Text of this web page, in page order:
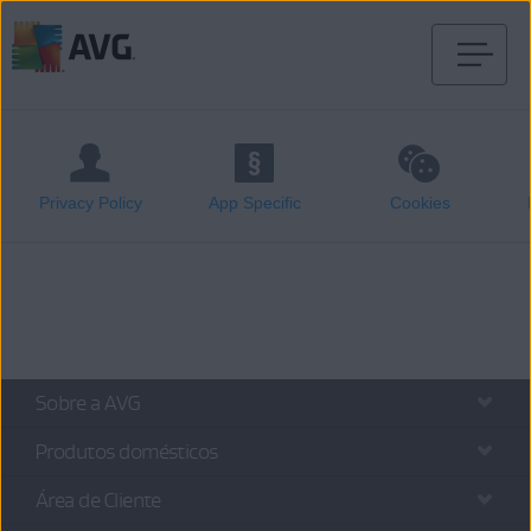
Privacy Policy App Specific Cookies
Sobre a AVG
Produtos domésticos
Área de Cliente